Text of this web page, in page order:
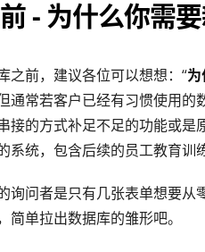
- 为什么你需要
之前，建议各位可以想想：“
通常若客户已经有习惯使用
接的方式补足不足的功能或
系统，包含后续的员工教育训
询问者是只有几张表单想要
简单拉出数据库的雏形吧。